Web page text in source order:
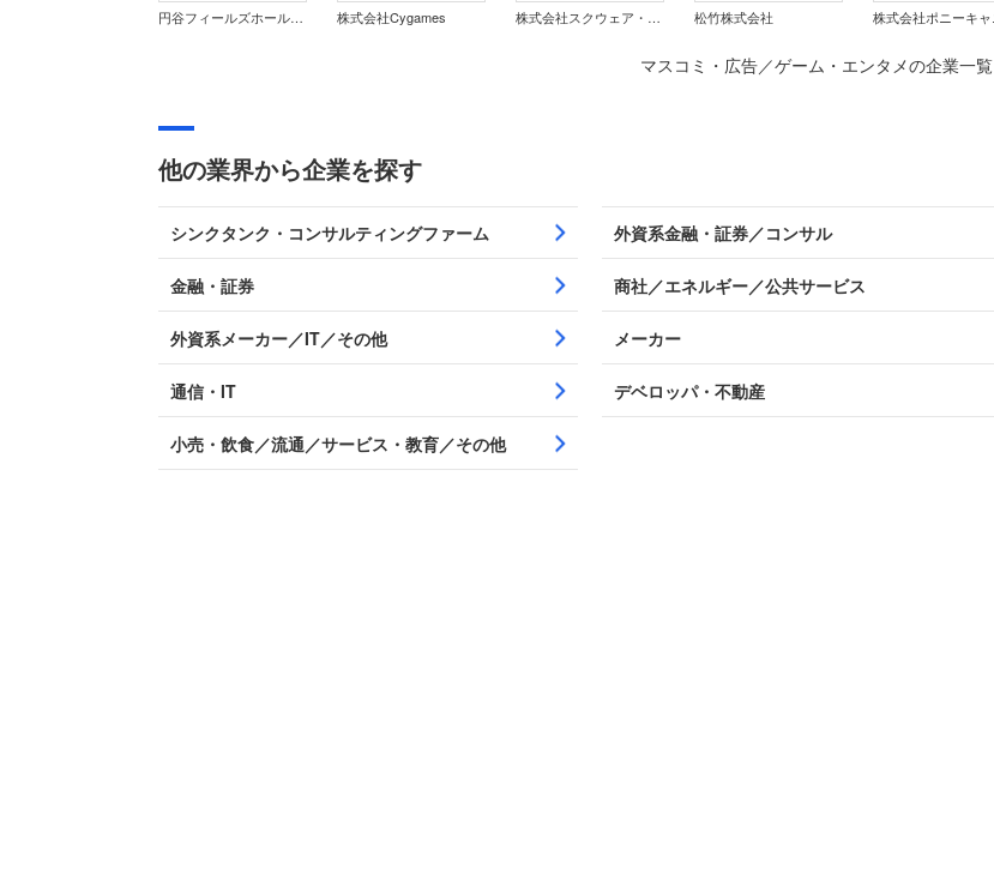
円谷フィールズホールディングス株式会社 株式会社Cygames 株式会社スクウェア・エニックス・ホールディングス 松竹株式会社
マスコミ・広告／ゲーム・エンタメの企業一覧
他の業界から企業を探す
シンクタンク・コンサルティングファーム 外資系金融・証券／コンサル
金融・証券 商社／エネルギー／公共サービス
外資系メーカー／IT／その他 メーカー
通信・IT デベロッパ・不動産
小売・飲食／流通／サービス・教育／その他